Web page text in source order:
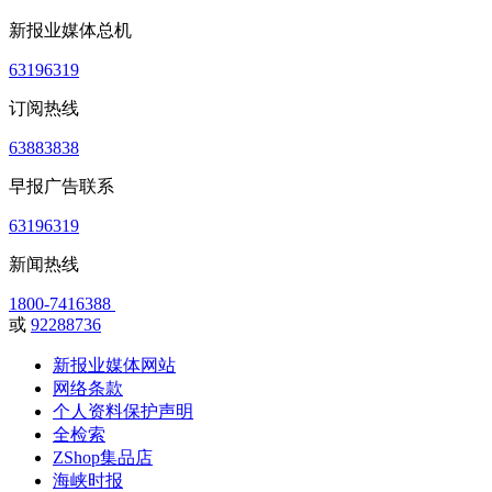
新报业媒体总机
63196319
订阅热线
63883838
早报广告联系
63196319
新闻热线
1800-7416388
或 92288736
新报业媒体网站
网络条款
个人资料保护声明
全检索
ZShop集品店
海峡时报